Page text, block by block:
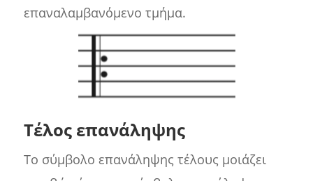
επαναλαμβανόμενο τμήμα.
Τέλος επανάληψης
Το σύμβολο επανάληψης τέλους μοιάζει